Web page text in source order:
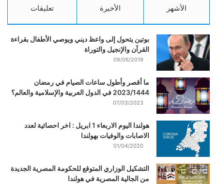
الأشهر الأخيرة تعليقات
بوتين يتحول إلى واعظ ديني ويوصي الأطفال بقراءة
القرآن والإنجيل والتوراة
09/06/2019
ما أقصر وأطول ساعات الصيام في رمضان
2023/1444 في الدول العربية والإسلامية والعالم؟
07/03/2023
هولندا اليوم الاربعاء 1 ابريل : اخر احصائية لعدد
الاصابات والوفيات بهولندا
01/04/2020
التشكيل الوزاري المتوقع للحكومة المصرية الجديدة
من الجالية المصرية في هولندا